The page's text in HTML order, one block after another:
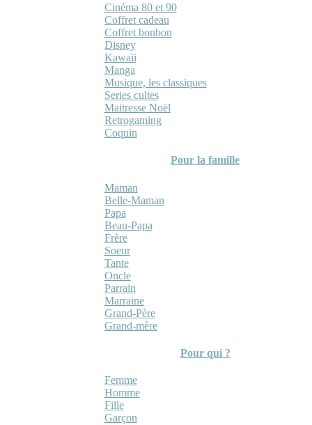
Cinéma 80 et 90
Coffret cadeau
Coffret bonbon
Disney
Kawaii
Manga
Musique, les classiques
Series cultes
Maitresse Noël
Retrogaming
Coquin
Pour la famille
Maman
Belle-Maman
Papa
Beau-Papa
Frère
Soeur
Tante
Oncle
Parrain
Marraine
Grand-Père
Grand-mère
Pour qui ?
Femme
Homme
Fille
Garçon